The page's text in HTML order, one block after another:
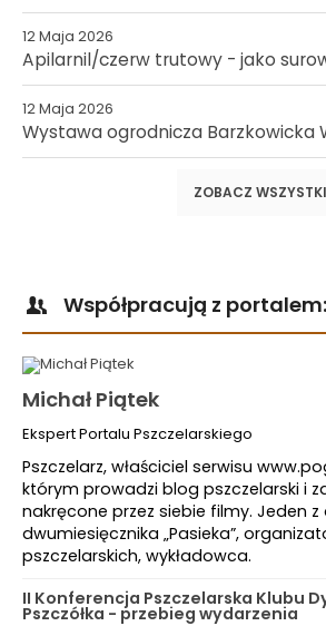
12 Maja 2026
Apilarnil/czerw trutowy - jako
12 Maja 2026
Wystawa ogrodnicza Barzkowicka
ZOBACZ
Współpracują z portalem:
Michał Piątek
Ekspert Portalu Pszczelarskiego
Pszczelarz, właściciel serwisu
którym prowadzi blog pszczelarski i
nakręcone przez siebie filmy. Jeden
dwumiesięcznika „Pasieka”,
pszczelarskich, wykładowca.
II Konferencja Pszczelarska Klubu
Pszczółka - przebieg wydarzenia